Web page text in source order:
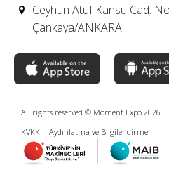
Ceyhun Atuf Kansu Cad.
Çankaya/ANKARA
All rights reserved © Moment Expo 2026
KVKK
Aydınlatma ve Bilgilendirme